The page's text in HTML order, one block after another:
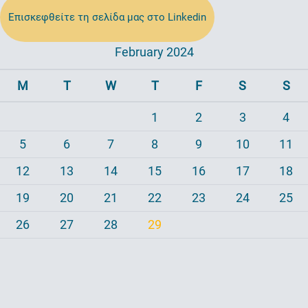
Επισκεφθείτε τη σελίδα μας στο Linkedin
February 2024
M T W T F S S
1 2 3
4
5
6 7 8 9 10
11
12
13 14 15 16 17
18
19
20 21 22 23 24
25
26
27 28 29